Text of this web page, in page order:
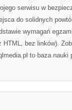
serwisu w
do solidnych
wymagań
bez linków).
to baza nauki